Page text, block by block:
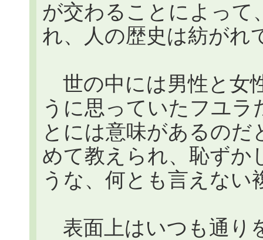
が交わることによって
れ、人の歴史は紡がれ
世の中には男性と女
うに思っていたフユ
とには意味があるの
めて教えられ、恥ずか
うな、何とも言えない
表面上はいつも通り